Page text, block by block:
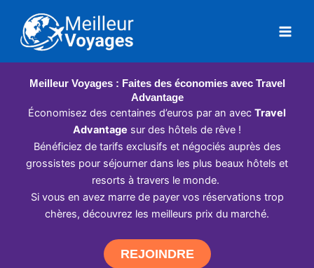
contenu
Meilleur Voyages : Faites des économies avec Travel
Advantage
Économisez des centaines d’euros par an avec Travel
Advantage sur des hôtels de rêve !
Bénéficiez de tarifs exclusifs et négociés auprès des
grossistes pour séjourner dans les plus beaux hôtels et
resorts à travers le monde.
Si vous en avez marre de payer vos réservations trop
chères, découvrez les meilleurs prix du marché.
REJOINDRE